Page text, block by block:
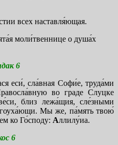
всех наставля́ющая.
моли́твеннице о душа́х
6
еси́, сла́вная Софи́е, труда́ми
во граде Слуцке
близ лежа́щия, сле́зными
Мы же, па́мять твою́
ко Го́споду: Аллилу́иа.
6